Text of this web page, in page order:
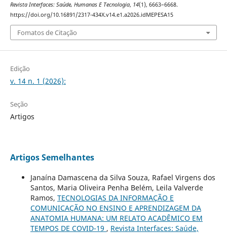
Revista Interfaces: Saúde, Humanas E Tecnologia, 14(1), 6663–6668.
https://doi.org/10.16891/2317-434X.v14.e1.a2026.idMEPESA15
Fomatos de Citação
Edição
v. 14 n. 1 (2026):
Seção
Artigos
Artigos Semelhantes
Janaína Damascena da Silva Souza, Rafael Virgens dos
Santos, Maria Oliveira Penha Belém, Leila Valverde
Ramos, TECNOLOGIAS DA INFORMAÇÃO E
COMUNICAÇÃO NO ENSINO E APRENDIZAGEM DA
ANATOMIA HUMANA: UM RELATO ACADÊMICO EM
TEMPOS DE COVID-19 , Revista Interfaces: Saúde,